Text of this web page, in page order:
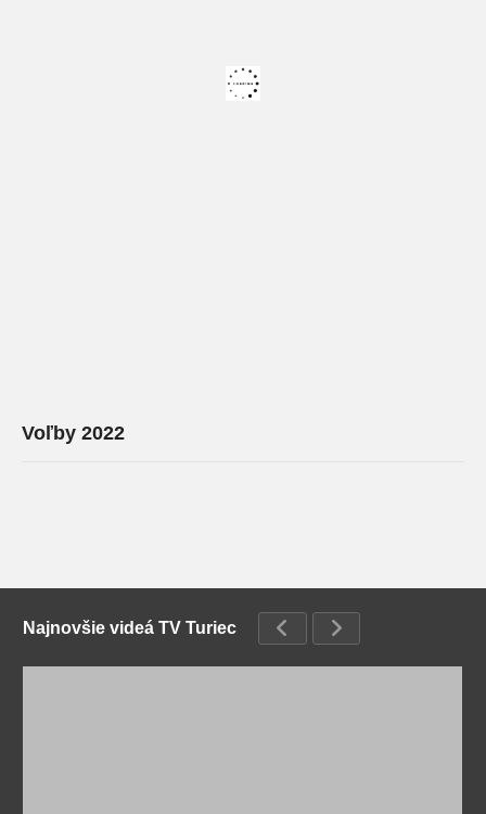
Voľby 2022
Najnovšie videá TV Turiec